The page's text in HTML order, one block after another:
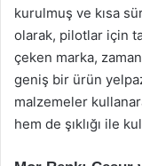
kurulmuş ve kısa
olarak, pilotlar için
çeken marka,
geniş bir ürün
malzemeler
hem de şıklığı ile